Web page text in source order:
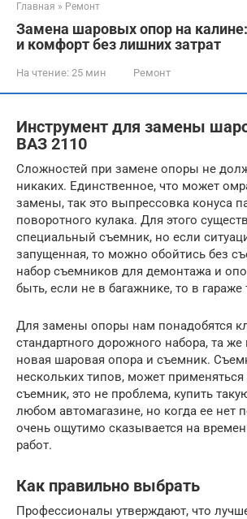
Главная » Ремонт
Замена шаровых опор на
и комфорт без лишних затрат
На чтение: 25 мин Ремонт
Инструмент для замены
ВАЗ 2110
Сложностей при замене опоры не
никаких. Единственное, что может
замены, так это выпрессовка конуса
поворотного кулака. Для этого
специальный съемник, но если
запущенная, то можно обойтись без
набор съемников для демонтажа и
быть, если не в багажнике, то в гараже
Для замены опоры нам понадобятся
стандартного дорожного набора, та
новая шаровая опора и съемник.
нескольких типов, может
съемник, это не проблема, купить
любом автомагазине, но когда ее нет
очень ощутимо сказывается на
работ.
Как правильно выбрать
Профессионалы утверждают, что